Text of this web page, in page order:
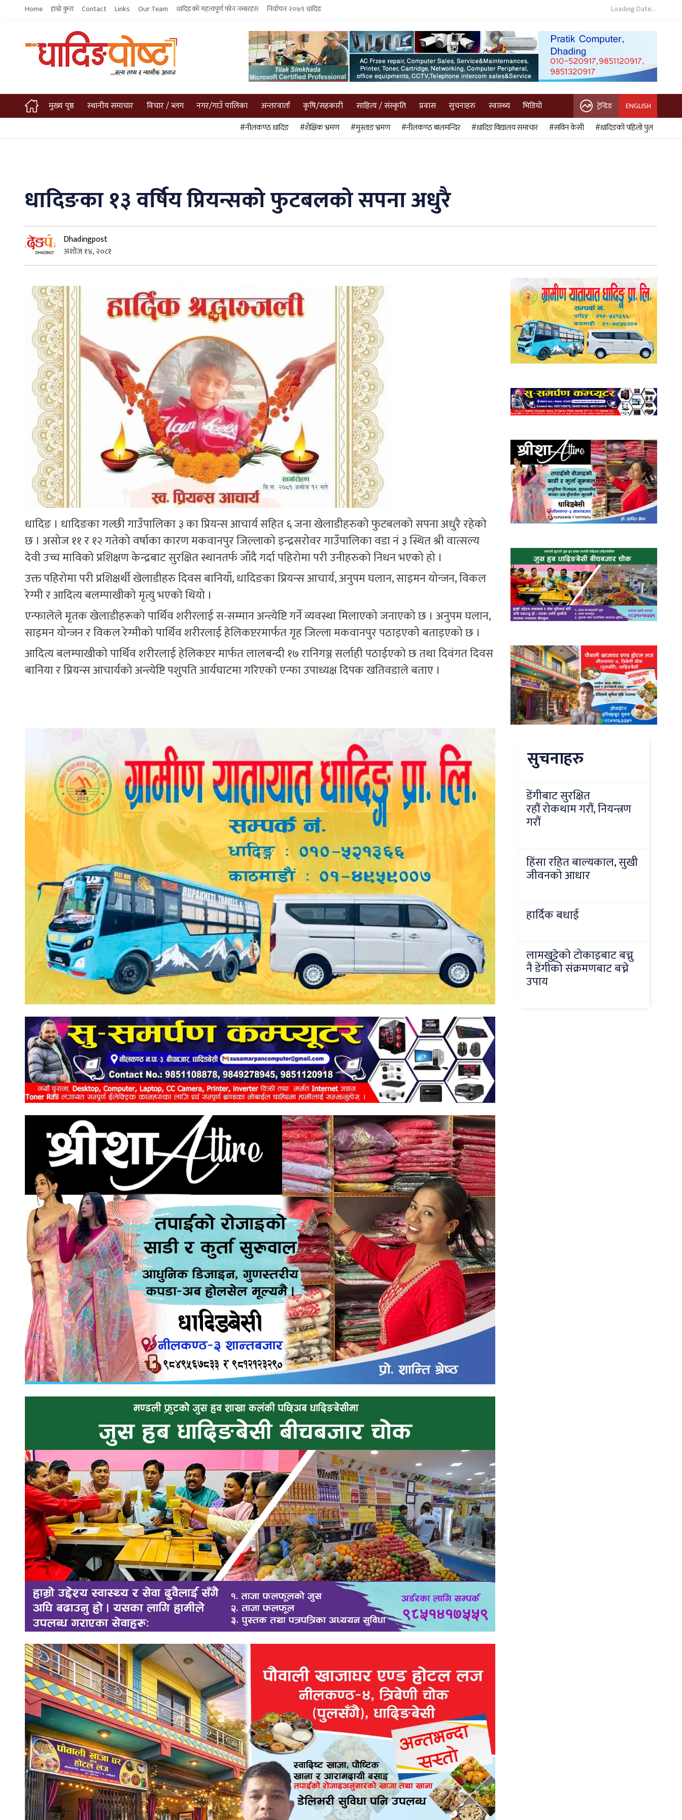
Home हाम्रो कुरा Contact Links Our Team धादिङको महत्वपूर्ण फोन नम्बरहरु निर्वाचन २०७९ धादिङ Loading Date...
मुख्य पृष्ठ स्थानीय समाचार विचार / ब्लग नगर/गाउँ पालिका अन्तरवार्ता कृषि/सहकारी साहित्य / संस्कृति प्रवास सुचनाहरु स्वास्थ्य भिडियो ट्रेन्डिङ ENGLISH
#नीलकण्ठ धादिङ #शैक्षिक भ्रमण #मुस्ताङ भ्रमण #नीलकण्ठ बालमन्दिर #धादिङ विद्यालय समाचार #सविन केसी #धादिङको पहिलो पुल
धादिङका १३ वर्षिय प्रियन्सको फुटबलको सपना अधुरै
Dhadingpost
अशोज १४, २०८१
धादिङ । धादिङका गल्छी गाउँपालिका ३ का प्रियन्स आचार्य सहित ६ जना खेलाडीहरुको फुटबलको सपना अधुरै रहेको
छ । असोज ११ र १२ गतेको वर्षाका कारण मकवानपुर जिल्लाको इन्द्रसरोवर गाउँपालिका वडा नं ३ स्थित श्री वात्सल्य
देवी उच्च माविको प्रशिक्षण केन्द्रबाट सुरक्षित स्थानतर्फ जाँदै गर्दा पहिरोमा परी उनीहरुको निधन भएको हो ।
उक्त पहिरोमा परी प्रशिक्षर्थी खेलाडीहरु दिवस बानियाँ, धादिङका प्रियन्स आचार्य, अनुपम घलान, साइमन योन्जन, विकल
रेग्मी र आदित्य बलम्पाखीको मृत्यु भएको थियो ।
एन्फालेले मृतक खेलाडीहरूको पार्थिव शरीरलाई स-सम्मान अन्त्येष्टि गर्ने व्यवस्था मिलाएको जनाएको छ । अनुपम घलान,
साइमन योन्जन र विकल रेग्मीको पार्थिव शरीरलाई हेलिकप्टरमार्फत गृह जिल्ला मकवानपुर पठाइएको बताइएको छ ।
आदित्य बलम्पाखीको पार्थिव शरीरलाई हेलिकप्टर मार्फत लालबन्दी १७ रानिगञ्ज सर्लाही पठाईएको छ तथा दिवंगत दिवस
बानिया र प्रियन्स आचार्यको अन्त्येष्टि पशुपति आर्यघाटमा गरिएको एन्फा उपाध्यक्ष दिपक खतिवडाले बताए ।
सुचनाहरु
डेंगीबाट सुरक्षित
रहौं रोकथाम गरौं, नियन्त्रण
गरौं
हिंसा रहित बाल्यकाल, सुखी
जीवनको आधार
हार्दिक बधाई
लामखुट्टेको टोकाइबाट बच्नु
नै डेंगीको संक्रमणबाट बच्ने
उपाय